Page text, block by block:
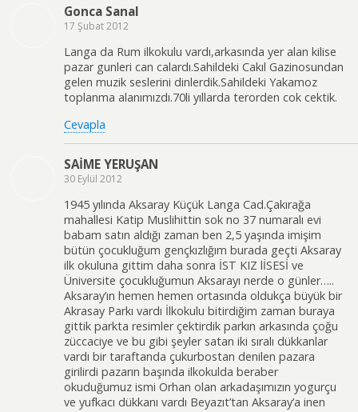
Gonca Sanal
17 Şubat 2012
Langa da Rum ilkokulu vardı,arkasında yer alan kilise
pazar gunleri can calardı.Sahildeki Cakıl Gazinosundan
gelen muzik seslerini dinlerdik.Sahildeki Yakamoz
toplanma alanımızdı.70li yıllarda terorden cok cektik.
Cevapla
SAİME YERUŞAN
30 Eylül 2012
1945 yılında Aksaray Küçük Langa Cad.Çakırağa
mahallesi Katip Muslihittin sok no 37 numaralı evi
babam satın aldığı zaman ben 2,5 yaşında imişim
bütün çocukluğum gençkızlığım burada geçti Aksaray
ilk okuluna gittim daha sonra İST KIZ lİSESİ ve
Üniversite çocukluğumun Aksarayı nerde o günler…..
Aksaray’ın hemen hemen ortasında oldukça büyük bir
Akrasay Parkı vardı İlkokulu bitirdiğim zaman buraya
gittik parkta resimler çektirdik parkın arkasında çoğu
züccaciye ve bu gibi şeyler satan iki sıralı dükkanlar
vardı bir taraftanda çukurbostan denilen pazara
girilirdi pazarın başında ilkokulda beraber
okuduğumuz ismi Orhan olan arkadaşımızın yogurçu
ve yufkacı dükkanı vardı Beyazıt’tan Aksaray’a inen